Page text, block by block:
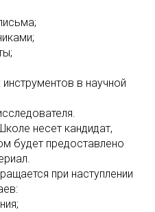
в научной
несет кандидат,
будет предоставлено
при наступлении